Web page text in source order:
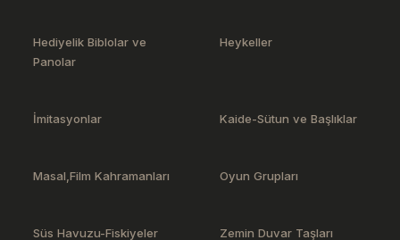
Hediyelik Biblolar ve
Panolar
Heykeller
İmitasyonlar Kaide-Sütun ve Başlıklar
Masal,Film Kahramanları Oyun Grupları
Süs Havuzu-Fiskiyeler Zemin Duvar Taşları